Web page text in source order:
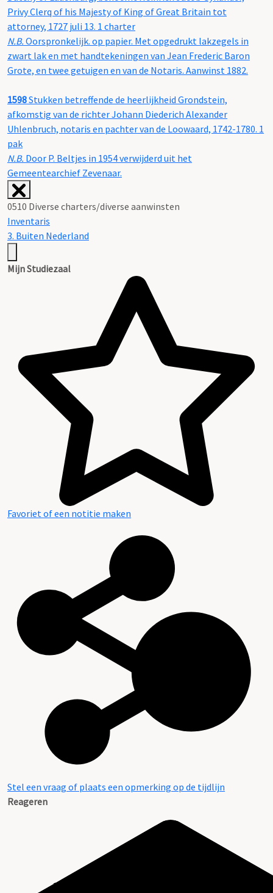
Privy Clerq of his Majesty of King of Great Britain tot
attorney, 1727 juli 13. 1 charter
N.B. Oorspronkelijk. op papier. Met opgedrukt lakzegels in
zwart lak en met handtekeningen van Jean Frederic Baron
Grote, en twee getuigen en van de Notaris. Aanwinst 1882.
1598Stukken betreffende de heerlijkheid Grondstein,
afkomstig van de richter Johann Diederich Alexander
Uhlenbruch, notaris en pachter van de Loowaard, 1742-1780. 1
pak
N.B. Door P. Beltjes in 1954 verwijderd uit het
Gemeentearchief Zevenaar.
0510 Diverse charters/diverse aanwinsten
Inventaris
3. Buiten Nederland
Mijn Studiezaal
Favoriet of een notitie maken
Stel een vraag of plaats een opmerking op de tijdlijn
Reageren